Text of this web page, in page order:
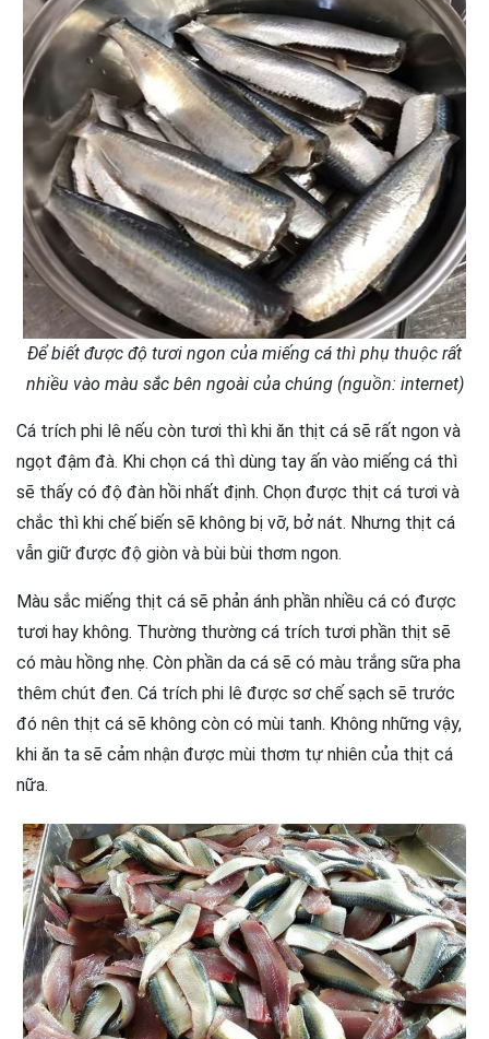
Để biết được độ tươi ngon của miếng cá thì phụ thuộc rất
nhiều vào màu sắc bên ngoài của chúng (nguồn: internet)
Cá trích phi lê nếu còn tươi thì khi ăn thịt cá sẽ rất ngon và
ngọt đậm đà. Khi chọn cá thì dùng tay ấn vào miếng cá thì
sẽ thấy có độ đàn hồi nhất định. Chọn được thịt cá tươi và
chắc thì khi chế biến sẽ không bị vỡ, bở nát. Nhưng thịt cá
vẫn giữ được độ giòn và bùi bùi thơm ngon.
Màu sắc miếng thịt cá sẽ phản ánh phần nhiều cá có được
tươi hay không. Thường thường cá trích tươi phần thịt sẽ
có màu hồng nhẹ. Còn phần da cá sẽ có màu trắng sữa pha
thêm chút đen. Cá trích phi lê được sơ chế sạch sẽ trước
đó nên thịt cá sẽ không còn có mùi tanh. Không những vậy,
khi ăn ta sẽ cảm nhận được mùi thơm tự nhiên của thịt cá
nữa.